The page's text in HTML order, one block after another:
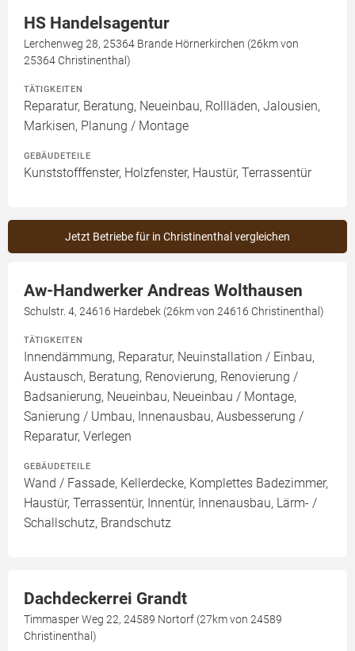
HS Handelsagentur
Lerchenweg 28, 25364 Brande Hörnerkirchen (26km von
25364 Christinenthal)
TÄTIGKEITEN
Reparatur, Beratung, Neueinbau, Rollläden, Jalousien,
Markisen, Planung / Montage
GEBÄUDETEILE
Kunststofffenster, Holzfenster, Haustür, Terrassentür
Jetzt Betriebe für in Christinenthal vergleichen
Aw-Handwerker Andreas Wolthausen
Schulstr. 4, 24616 Hardebek (26km von 24616 Christinenthal)
TÄTIGKEITEN
Innendämmung, Reparatur, Neuinstallation / Einbau,
Austausch, Beratung, Renovierung, Renovierung /
Badsanierung, Neueinbau, Neueinbau / Montage,
Sanierung / Umbau, Innenausbau, Ausbesserung /
Reparatur, Verlegen
GEBÄUDETEILE
Wand / Fassade, Kellerdecke, Komplettes Badezimmer,
Haustür, Terrassentür, Innentür, Innenausbau, Lärm- /
Schallschutz, Brandschutz
Dachdeckerrei Grandt
Timmasper Weg 22, 24589 Nortorf (27km von 24589
Christinenthal)